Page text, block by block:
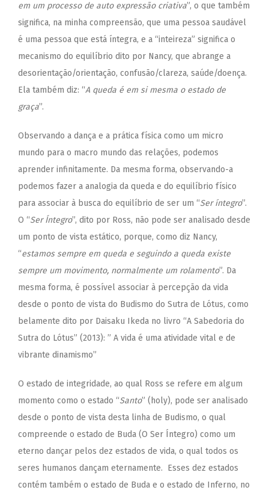
em um processo de auto expressão criativa”, o que também
significa, na minha compreensão, que uma pessoa saudável
é uma pessoa que está íntegra, e a “inteireza” significa o
mecanismo do equilíbrio dito por Nancy, que abrange a
desorientação/orientação, confusão/clareza, saúde/doença.
Ela também diz: “A queda é em si mesma o estado de
graça”.
Observando a dança e a prática física como um micro
mundo para o macro mundo das relações, podemos
aprender infinitamente. Da mesma forma, observando-a
podemos fazer a analogia da queda e do equilíbrio físico
para associar à busca do equilíbrio de ser um “Ser íntegro”.
O “Ser Íntegro”, dito por Ross, não pode ser analisado desde
um ponto de vista estático, porque, como diz Nancy,
“estamos sempre em queda e seguindo a queda existe
sempre um movimento, normalmente um rolamento”. Da
mesma forma, é possível associar à percepção da vida
desde o ponto de vista do Budismo do Sutra de Lótus, como
belamente dito por Daisaku Ikeda no livro “A Sabedoria do
Sutra do Lótus” (2013): ” A vida é uma atividade vital e de
vibrante dinamismo”
O estado de integridade, ao qual Ross se refere em algum
momento como o estado “Santo” (holy), pode ser analisado
desde o ponto de vista desta linha de Budismo, o qual
compreende o estado de Buda (O Ser Íntegro) como um
eterno dançar pelos dez estados de vida, o qual todos os
seres humanos dançam eternamente. Esses dez estados
contém também o estado de Buda e o estado de Inferno, no